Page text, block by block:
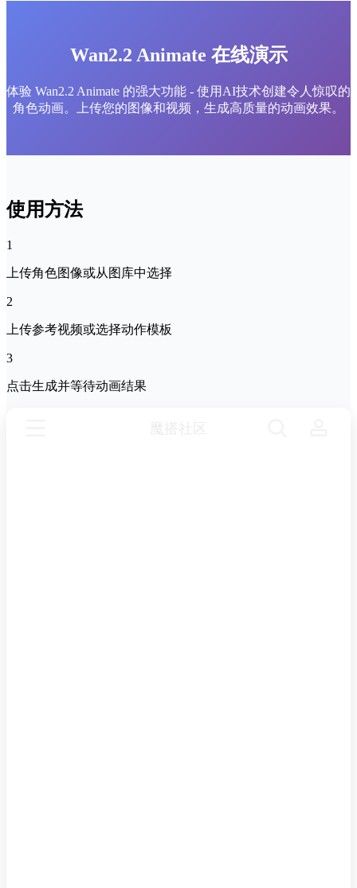
Wan2.2 Animate 在线演示
体验 Wan2.2 Animate 的强大功能 - 使用AI技术创建令人惊叹的
角色动画。上传您的图像和视频，生成高质量的动画效果。
使用方法
1
上传角色图像或从图库中选择
2
上传参考视频或选择动作模板
3
点击生成并等待动画结果